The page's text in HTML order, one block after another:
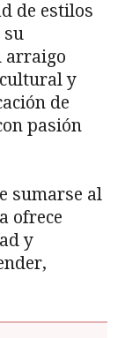
de estilos
su
arraigo
y
de
pasión
sumarse al
ofrece
y